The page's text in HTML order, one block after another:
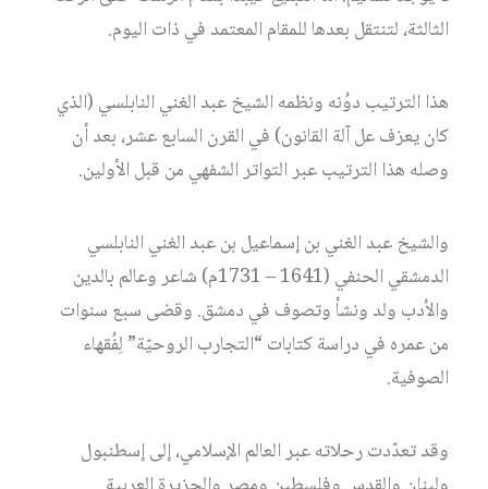
الثالثة، لتنتقل بعدها للمقام المعتمد في ذات اليوم.
هذا الترتيب دوُنه ونظمه الشيخ عبد الغني النابلسي (الذي
كان يعزف عل آلة القانون) في القرن السابع عشر، بعد أن
وصله هذا الترتيب عبر التواتر الشفهي من قبل الأولين.
والشيخ عبد الغني بن إسماعيل بن عبد الغني النابلسي
الدمشقي الحنفي (1641 – 1731م) شاعر وعالم بالدين
والأدب ولد ونشأ وتصوف في دمشق. وقضى سبع سنوات
من عمره في دراسة كتابات “التجارب الروحيّة” لِفُقهاء
الصوفية.
وقد تعدّدت رحلاته عبر العالم الإسلامي، إلى إسطنبول